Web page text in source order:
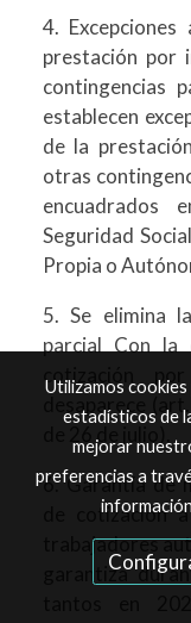
4.
prestación por
contingencias
establecen
de la
otras
encuadrados
Seguridad
Propia o
5. Se elimina
parcial Con la
cotización
desaparece
de 26 de julio).
6. Garantía de
de cotización
trabajadores
garantiza
Utilizamos
estadísticos de
mejorar
preferencias a